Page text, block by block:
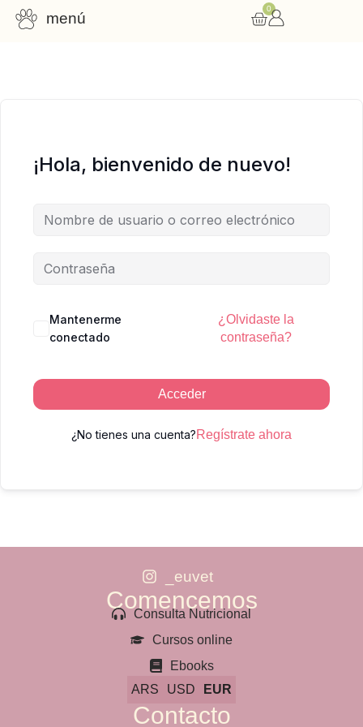
menú
0
¡Hola, bienvenido de nuevo!
Mantenerme
conectado
¿Olvidaste la
contraseña?
Acceder
¿No tienes una cuenta?Regístrate ahora
_euvet
Comencemos
Consulta Nutricional
Cursos online
Ebooks
ARS
USD EUR
Contacto